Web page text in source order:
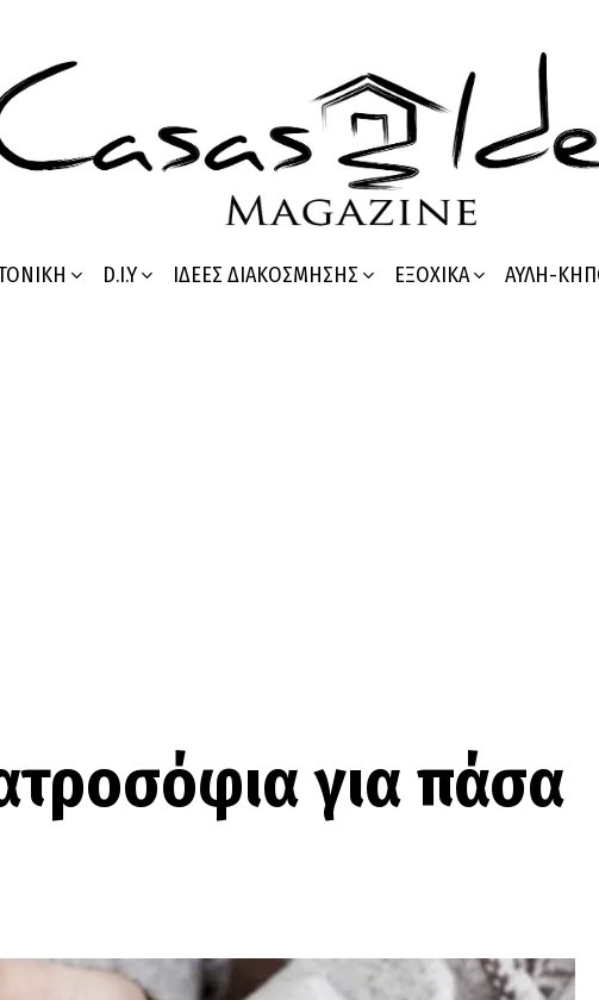
D.I.Y ΙΔΈΕΣ ΔΙΑΚΌΣΜΗΣΗΣ ΕΞΟΧΙΚΆ ΑΥΛΉ-
για πάσα